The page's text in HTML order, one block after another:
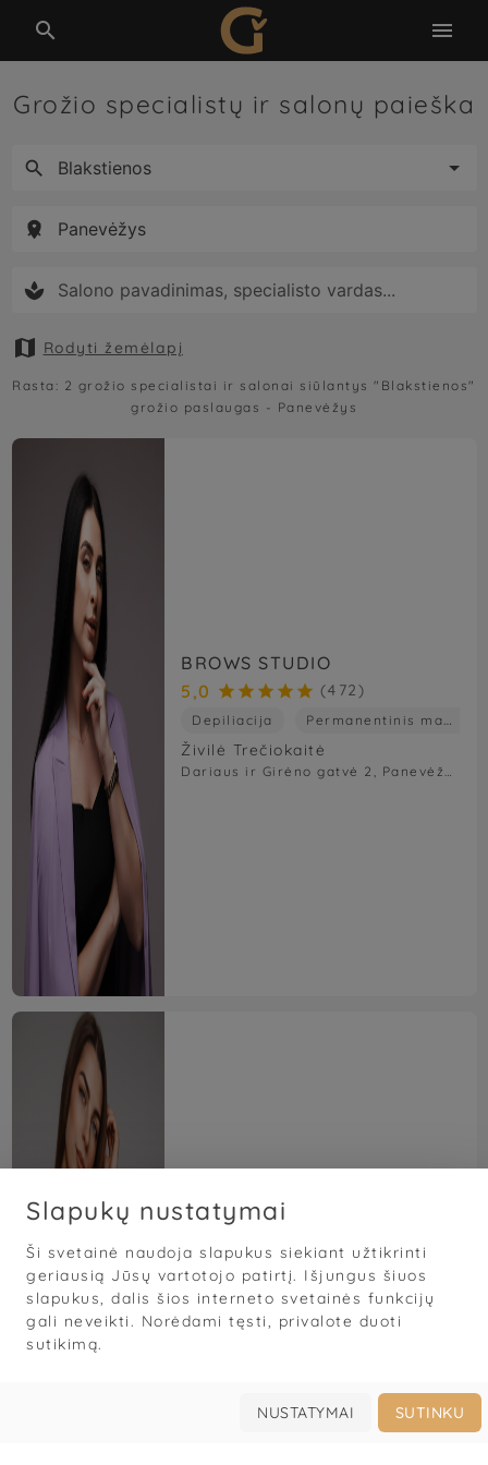
 
Grožio specialistų ir salonų paieška




 Rodyti žemėlapį
Rasta: 2 grožio specialistai ir salonai siūlantys"Blakstienos"
grožio paslaugas - Panevėžys
BROWS STUDIO
5,0      (472)
Depiliacija Permanentinis makiažas
Živilė Trečiokaitė
Dariaus ir Girėno gatvė 2, Panevėžys, Panevėžio m. sav., Lietuva
5,0     (123)
Nagai Blakstienos Antakiai
Gintarė Paluckaitė
Slapukų nustatymai
Ši svetainė naudoja slapukus siekiant užtikrinti
geriausią Jūsų vartotojo patirtį. Išjungus šiuos
slapukus, dalis šios interneto svetainės funkcijų
gali neveikti. Norėdami tęsti, privalote duoti
sutikimą.
NUSTATYMAI SUTINKU